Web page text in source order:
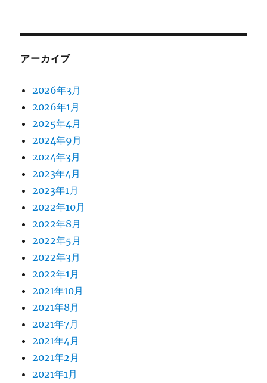
アーカイブ
2026年3月
2026年1月
2025年4月
2024年9月
2024年3月
2023年4月
2023年1月
2022年10月
2022年8月
2022年5月
2022年3月
2022年1月
2021年10月
2021年8月
2021年7月
2021年4月
2021年2月
2021年1月